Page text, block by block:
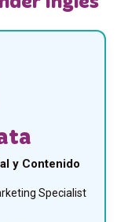
y Contenido
Specialist